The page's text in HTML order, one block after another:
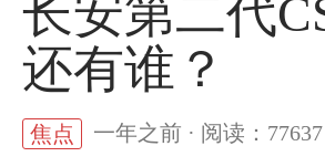
长安第二代
还有谁？
焦点 一年之前 · 阅读：77637